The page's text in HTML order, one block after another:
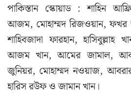
পাকিস্তান স্কোয়াড : শাহিন
আজম, মোহাম্মদ রিজওয়ান, ফখর
শাহিবজাদা ফারহান,
আজম খান, আমের জামাল,
জুনিয়র, মোহাম্মদ নওয়াজ,
হারিস রউফ ও জামান খান।